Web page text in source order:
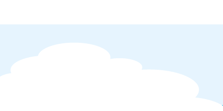
□お客様都合によるキャンセル（商品発送前）
【対応条件】商品発送前であれば、キャンセルを承ります。
【キャンセル方法】マイページの「注文」より「ショップ管理